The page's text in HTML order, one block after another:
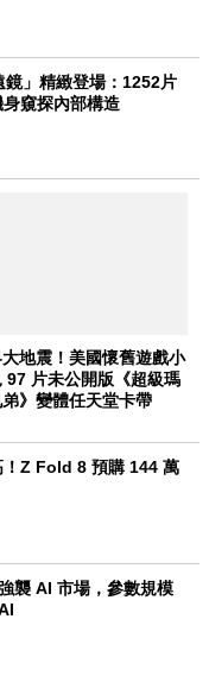
」精緻登場：1252片
窺探內部構造
地震！美國懷舊遊戲小
97 片未公開版《超級瑪
》變體任天堂卡帶
！Z Fold 8 預購 144 萬
襲 AI 市場，參數規模